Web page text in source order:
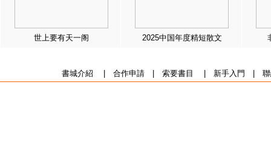
世上要有天一阁 2025中国年度精短散文
書城介紹 合作申請| 索要書目 新手入門